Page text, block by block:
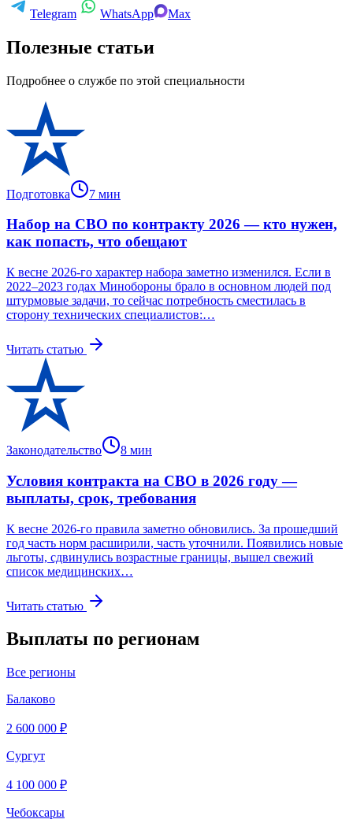
Telegram WhatsApp Max
Полезные статьи
Подробнее о службе по этой специальности
Подготовка 7 мин
Набор на СВО по контракту 2026 — кто нужен,
как попасть, что обещают
К весне 2026-го характер набора заметно изменился. Если в
2022–2023 годах Минобороны брало в основном людей под
штурмовые задачи, то сейчас потребность сместилась в
сторону технических специалистов:…
Читать статью
Законодательство 8 мин
Условия контракта на СВО в 2026 году —
выплаты, срок, требования
К весне 2026-го правила заметно обновились. За прошедший
год часть норм расширили, часть уточнили. Появились новые
льготы, сдвинулись возрастные границы, вышел свежий
список медицинских…
Читать статью
Выплаты по регионам
Все регионы
Балаково
2 600 000 ₽
Сургут
4 100 000 ₽
Чебоксары